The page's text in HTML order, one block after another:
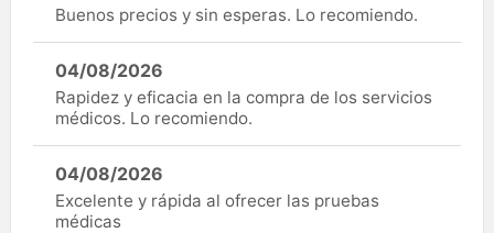
Buenos precios y sin esperas. Lo recomiendo.
04/08/2026
Rapidez y eficacia en la compra de los servicios
médicos. Lo recomiendo.
04/08/2026
Excelente y rápida al ofrecer las pruebas
médicas